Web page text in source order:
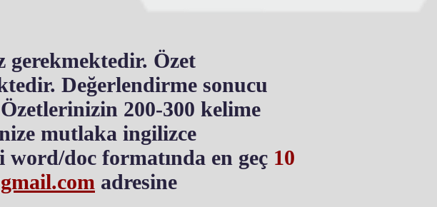
gerekmektedir. Özet
Değerlendirme sonucu
200-300 kelime
mutlaka ingilizce
doc formatında en geç 10
adresine